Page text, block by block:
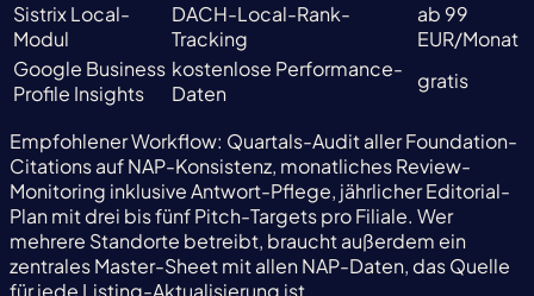
Sistrix Local-
Modul
DACH-Local-Rank-
Tracking
ab 99
EUR/Monat
Google Business
Profile Insights
kostenlose Performance-
Daten
gratis
Empfohlener Workflow: Quartals-Audit aller Foundation-
Citations auf NAP-Konsistenz, monatliches Review-
Monitoring inklusive Antwort-Pflege, jährlicher Editorial-
Plan mit drei bis fünf Pitch-Targets pro Filiale. Wer
mehrere Standorte betreibt, braucht außerdem ein
zentrales Master-Sheet mit allen NAP-Daten, das Quelle
für jede Listing-Aktualisierung ist.